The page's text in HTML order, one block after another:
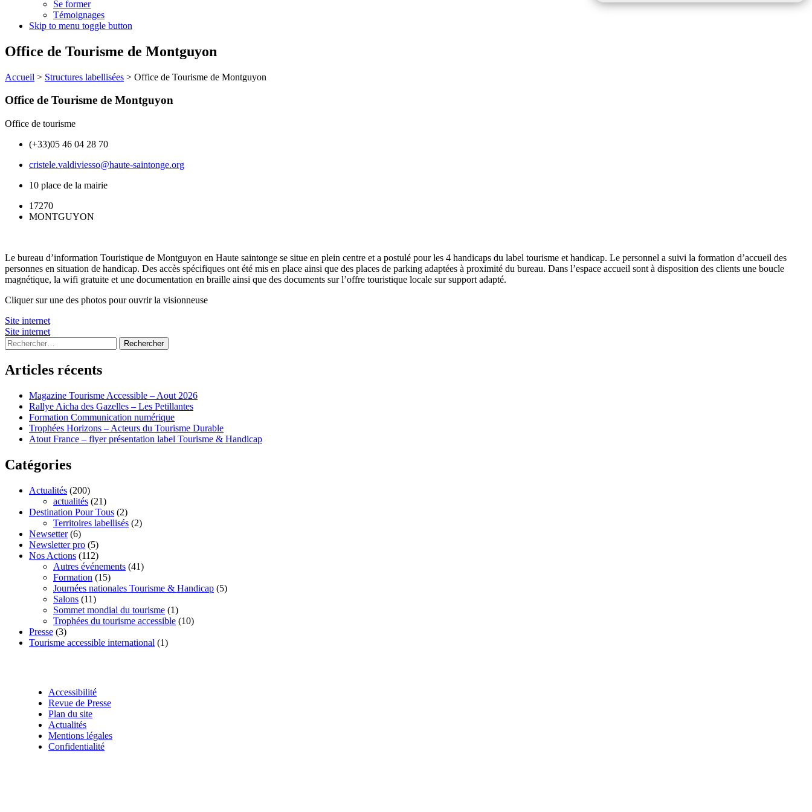
Se former
Témoignages
Skip to menu toggle button
Office de Tourisme de Montguyon
Accueil > Structures labellisées > Office de Tourisme de Montguyon
Office de Tourisme de Montguyon
Office de tourisme
(+33)05 46 04 28 70
cristele.valdiviesso@haute-saintonge.org
10 place de la mairie
17270
MONTGUYON
Le bureau d’information Touristique de Montguyon en Haute saintonge se situe en plein centre et a postulé pour les 4 handicaps du label tourisme et handicap. Le personnel a suivi la formation d’accueil des
personnes en situation de handicap. Des accès spécifiques ont été mis en place ainsi que des places de parking adaptées à proximité du bureau. Dans l’espace accueil sont à disposition des clients une boucle
magnétique, la wifi gratuite et une documentation en braille ainsi que des documents sur l’offre touristique locale sur support adapté.
Cliquer sur une des photos pour ouvrir la visionneuse
Site internet
Site internet
Rechercher :
Articles récents
Magazine Tourisme Accessible – Aout 2026
Rallye Aicha des Gazelles – Les Petillantes
Formation Communication numérique
Trophées Horizons – Acteurs du Tourisme Durable
Atout France – flyer présentation label Tourisme & Handicap
Catégories
Actualités (200)
actualités (21)
Destination Pour Tous (2)
Territoires labellisés (2)
Newsetter(6)
Newsletter pro (5)
Nos Actions (112)
Autres événements (41)
Formation (15)
Journées nationales Tourisme & Handicap (5)
Salons (11)
Sommet mondial du tourisme (1)
Trophées du tourisme accessible (10)
Presse (3)
Tourisme accessible international (1)
Accessibilité
Revue de Presse
Plan du site
Actualités
Mentions légales
Confidentialité